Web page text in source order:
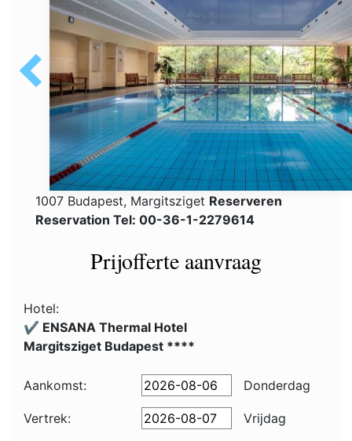
1007 Budapest, Margitsziget Reserveren
Reservation Tel: 00-36-1-2279614
Prijofferte aanvraag
Hotel:
✔️ ENSANA Thermal Hotel
Margitsziget Budapest ****
Aankomst: Donderdag
Vertrek:
Vrijdag